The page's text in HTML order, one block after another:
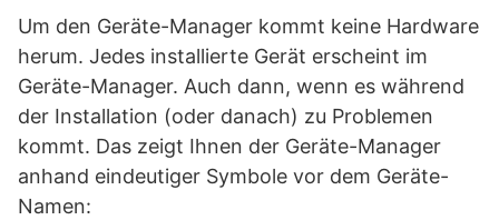
Um den Geräte-Manager kommt keine Hardware
herum. Jedes installierte Gerät erscheint im
Geräte-Manager. Auch dann, wenn es während
der Installation (oder danach) zu Problemen
kommt. Das zeigt Ihnen der Geräte-Manager
anhand eindeutiger Symbole vor dem Geräte-
Namen: